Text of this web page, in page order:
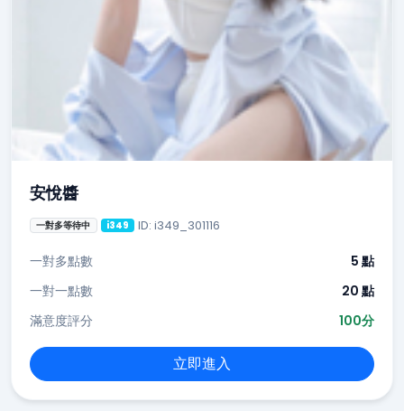
安悅醬
一對多等待中 i349 ID: i349_301116
一對多點數
5 點
一對一點數
20 點
滿意度評分
100分
立即進入